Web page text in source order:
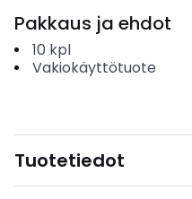
Pakkaus ja ehdot
10 kpl
Vakiokäyttötuote
Tuotetiedot